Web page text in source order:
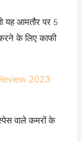
यह आमतौर पर 5
के लिए काफी
2023
वाले कमरों के